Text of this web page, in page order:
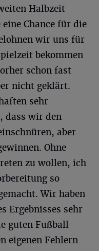
Halbzeit
Chance für die
wir uns für
bekommen
schon fast
nicht geklärt.
sehr
dass wir den
aber
Ohne
zu wollen, ich
so
Wir haben
Ergebnisses sehr
guten Fußball
eigenen Fehlern